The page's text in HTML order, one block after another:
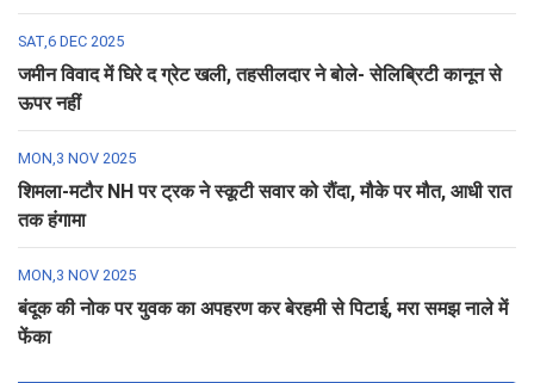
SAT,6 DEC 2025
जमीन विवाद में घिरे द ग्रेट खली, तहसीलदार ने बोले- सेलिब्रिटी कानून से
ऊपर नहीं
MON,3 NOV 2025
शिमला-मटौर NH पर ट्रक ने स्कूटी सवार को रौंदा, मौके पर मौत, आधी रात
तक हंगामा
MON,3 NOV 2025
बंदूक की नोक पर युवक का अपहरण कर बेरहमी से पिटाई, मरा समझ नाले में
फेंका